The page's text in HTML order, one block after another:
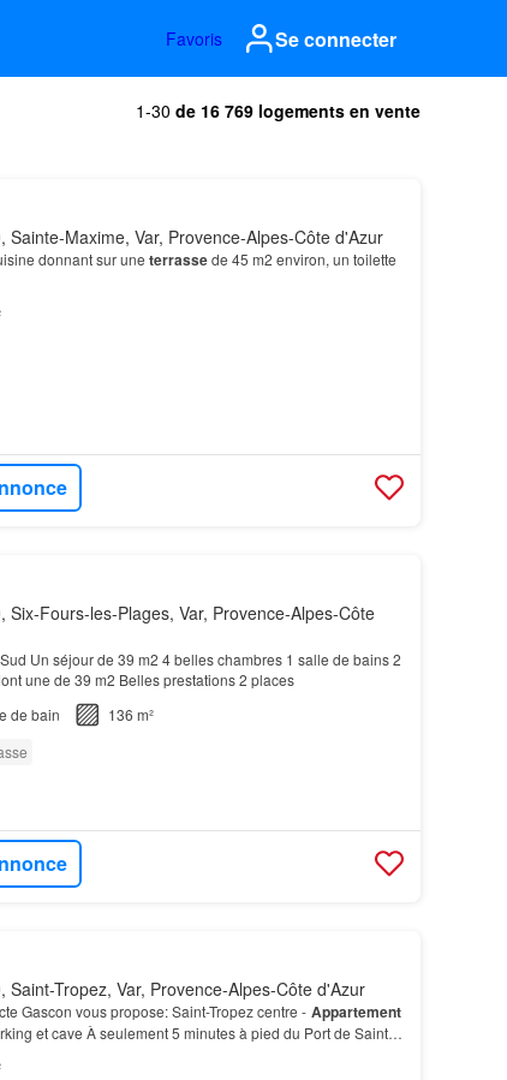
Favoris Se connecter
1-30 de 16 769 logements en vente
Maxime, Var, Provence-Alpes-Côte d'Azur
donnant sur une terrassede 45 m2 environ, un toilette
Fours-les-Plages, Var, Provence-Alpes-Côte
Un séjour de 39 m2 4 belles chambres 1 salle de bains 2
une de 39 m2 Belles prestations 2 places
de bain
136 m²
Tropez, Var, Provence-Alpes-Côte d'Azur
Gascon vous propose: Saint-Tropez centre - Appartement
et cave À seulement 5 minutes à pied du Port de Saint-
découvrez cet appartem…